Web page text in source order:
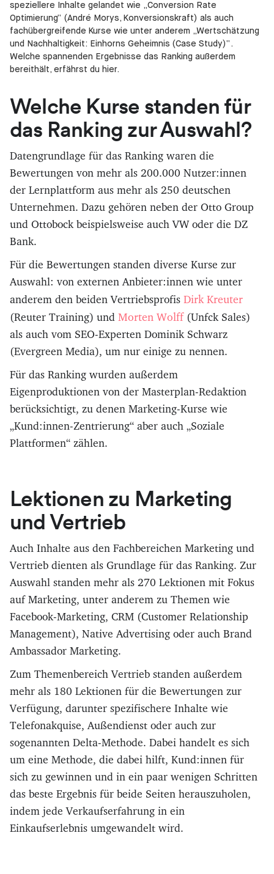
speziellere Inhalte gelandet wie „Conversion Rate
Optimierung“ (André Morys, Konversionskraft) als auch
fachübergreifende Kurse wie unter anderem „Wertschätzung
und Nachhaltigkeit: Einhorns Geheimnis (Case Study)“.
Welche spannenden Ergebnisse das Ranking außerdem
bereithält, erfährst du hier.
Welche Kurse standen für
das Ranking zur Auswahl?
Datengrundlage für das Ranking waren die
Bewertungen von mehr als 200.000 Nutzer:innen
der Lernplattform aus mehr als 250 deutschen
Unternehmen. Dazu gehören neben der Otto Group
und Ottobock beispielsweise auch VW oder die DZ
Bank.
Für die Bewertungen standen diverse Kurse zur
Auswahl: von externen Anbieter:innen wie unter
anderem den beiden Vertriebsprofis Dirk Kreuter
(Reuter Training) und Morten Wolff(Unfck Sales)
als auch vom SEO-Experten Dominik Schwarz
(Evergreen Media), um nur einige zu nennen.
Für das Ranking wurden außerdem
Eigenproduktionen von der Masterplan-Redaktion
berücksichtigt, zu denen Marketing-Kurse wie
„Kund:innen-Zentrierung“ aber auch „Soziale
Plattformen“ zählen.
Lektionen zu Marketing
und Vertrieb
Auch Inhalte aus den Fachbereichen Marketing und
Vertrieb dienten als Grundlage für das Ranking. Zur
Auswahl standen mehr als 270 Lektionen mit Fokus
auf Marketing, unter anderem zu Themen wie
Facebook-Marketing, CRM (Customer Relationship
Management), Native Advertising oder auch Brand
Ambassador Marketing.
Zum Themenbereich Vertrieb standen außerdem
mehr als 180 Lektionen für die Bewertungen zur
Verfügung, darunter spezifischere Inhalte wie
Telefonakquise, Außendienst oder auch zur
sogenannten Delta-Methode. Dabei handelt es sich
um eine Methode, die dabei hilft, Kund:innen für
sich zu gewinnen und in ein paar wenigen Schritten
das beste Ergebnis für beide Seiten herauszuholen,
indem jede Verkaufserfahrung in ein
Einkaufserlebnis umgewandelt wird.